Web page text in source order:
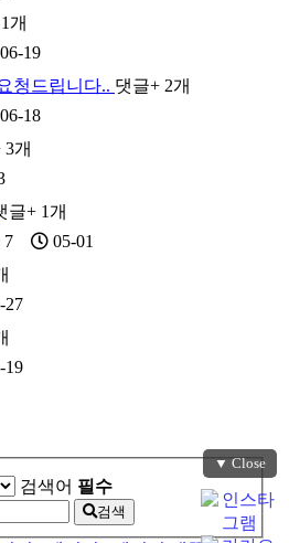
▼ Close
개
06-19
청드립니다.. 댓글+ 2개
06-18
3개
글+ 1개
7 05-01
27
19
검색어 필수
검색